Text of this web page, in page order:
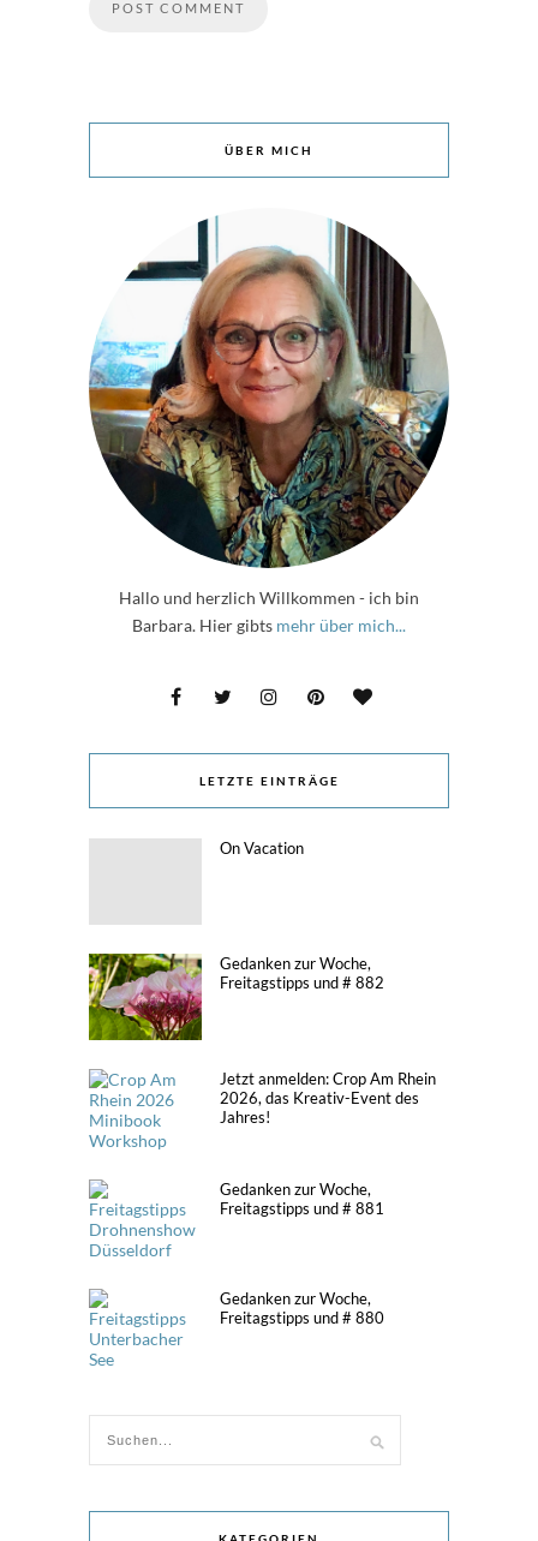
ÜBER MICH
Hallo und herzlich Willkommen - ich bin
Barbara. Hier gibts mehr über mich...
LETZTE EINTRÄGE
On Vacation
Gedanken zur Woche,
Freitagstipps und # 882
Jetzt anmelden: Crop Am Rhein
2026, das Kreativ-Event des
Jahres!
Gedanken zur Woche,
Freitagstipps und # 881
Gedanken zur Woche,
Freitagstipps und # 880